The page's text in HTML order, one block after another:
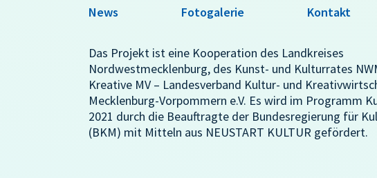
News Fotogalerie Kontakt
Das Projekt ist eine Kooperation des Landkreises
Nordwestmecklenburg, des Kunst- und Kulturrates
Kreative MV – Landesverband Kultur- und
Mecklenburg-Vorpommern e.V. Es wird im Programm
2021 durch die Beauftragte der Bundesregierung für
(BKM) mit Mitteln aus NEUSTART KULTUR gefördert.